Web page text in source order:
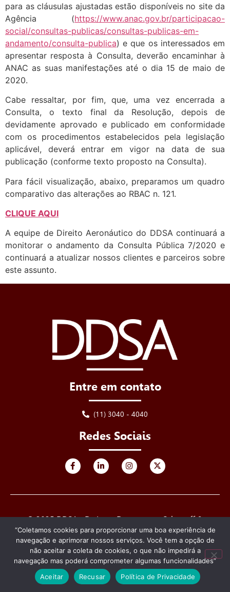
para as cláusulas ajustadas estão disponíveis no site da
Agência (https://www.anac.gov.br/participacao-
social/consultas-publicas/consultas-publicas-em-
andamento/consulta-publica) e que os interessados em
apresentar resposta à Consulta, deverão encaminhar à
ANAC as suas manifestações até o dia 15 de maio de
2020.
Cabe ressaltar, por fim, que, uma vez encerrada a
Consulta, o texto final da Resolução, depois de
devidamente aprovado e publicado em conformidade
com os procedimentos estabelecidos pela legislação
aplicável, deverá entrar em vigor na data de sua
publicação (conforme texto proposto na Consulta).
Para fácil visualização, abaixo, preparamos um quadro
comparativo das alterações ao RBAC n. 121.
CLIQUE AQUI
A equipe de Direito Aeronáutico do DDSA continuará a
monitorar o andamento da Consulta Pública 7/2020 e
continuará a atualizar nossos clientes e parceiros sobre
este assunto.
Entre em contato
(11) 3040 - 4040
Redes Sociais
© 2025 DDSA - De Luca, Derenusson, Schuttoff &
Advogados. Todos os direitos reservados.
Criado e desenvolvido por
“Coletamos cookies para proporcionar uma boa experiência de
navegação e aprimorar nossos serviços. Você tem a opção de
não aceitar a coleta de cookies, o que não impedirá a
navegação mas poderá comprometer algumas funcionalidades”
Aceitar
Recusar Política de Privacidade